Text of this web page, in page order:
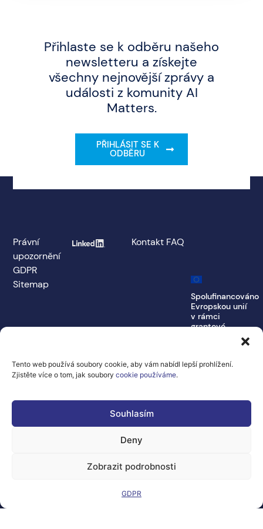
Tento web používá soubory cookie, aby vám nabídl lepší prohlížení.
Zjistěte více o tom, jak soubory cookie používáme.
Souhlasím
Deny
Zobrazit podrobnosti
GDPR
Přihlaste se k odběru našeho
newsletteru a získejte
všechny nejnovější zprávy a
události z komunity AI
Matters.
PŘIHLÁSIT SE K
ODBĚRU
Kontakt FAQ
Právní
upozornění
GDPR
Sitemap
Spolufinancováno
Evropskou unií
v rámci
grantové
Vyjádřené názory a